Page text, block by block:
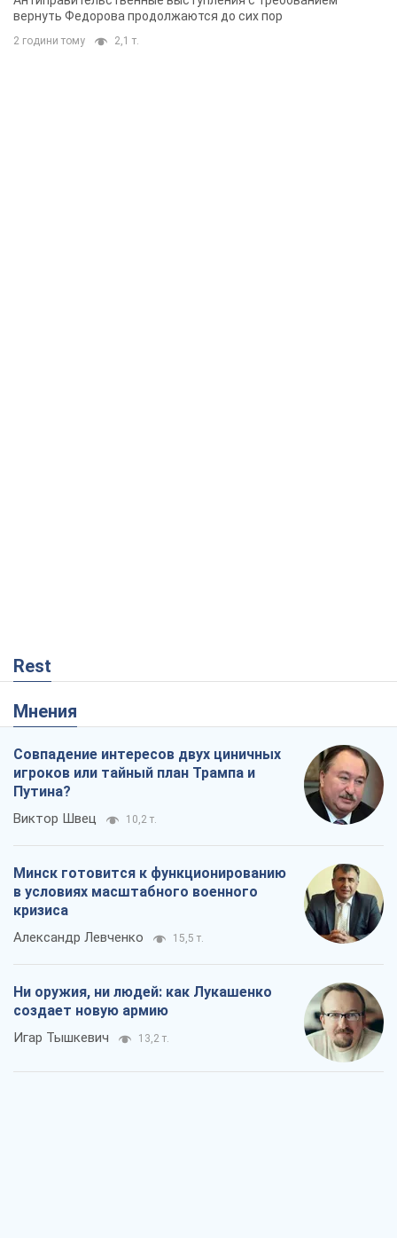
вернуть Федорова продолжаются до сих пор
2 години тому 2,1 т.
Rest
Мнения
Совпадение интересов двух циничных
игроков или тайный план Трампа и
Путина?
Виктор Швец 10,2 т.
Минск готовится к функционированию
в условиях масштабного военного
кризиса
Александр Левченко 15,5 т.
Ни оружия, ни людей: как Лукашенко
создает новую армию
Игар Тышкевич 13,2 т.